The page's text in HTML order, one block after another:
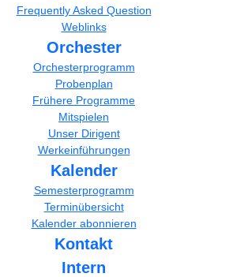
Frequently Asked Question
Weblinks
Orchester
Orchesterprogramm
Probenplan
Frühere Programme
Mitspielen
Unser Dirigent
Werkeinführungen
Kalender
Semesterprogramm
Terminübersicht
Kalender abonnieren
Kontakt
Intern